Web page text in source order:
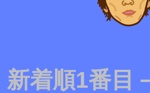
新着順1番目